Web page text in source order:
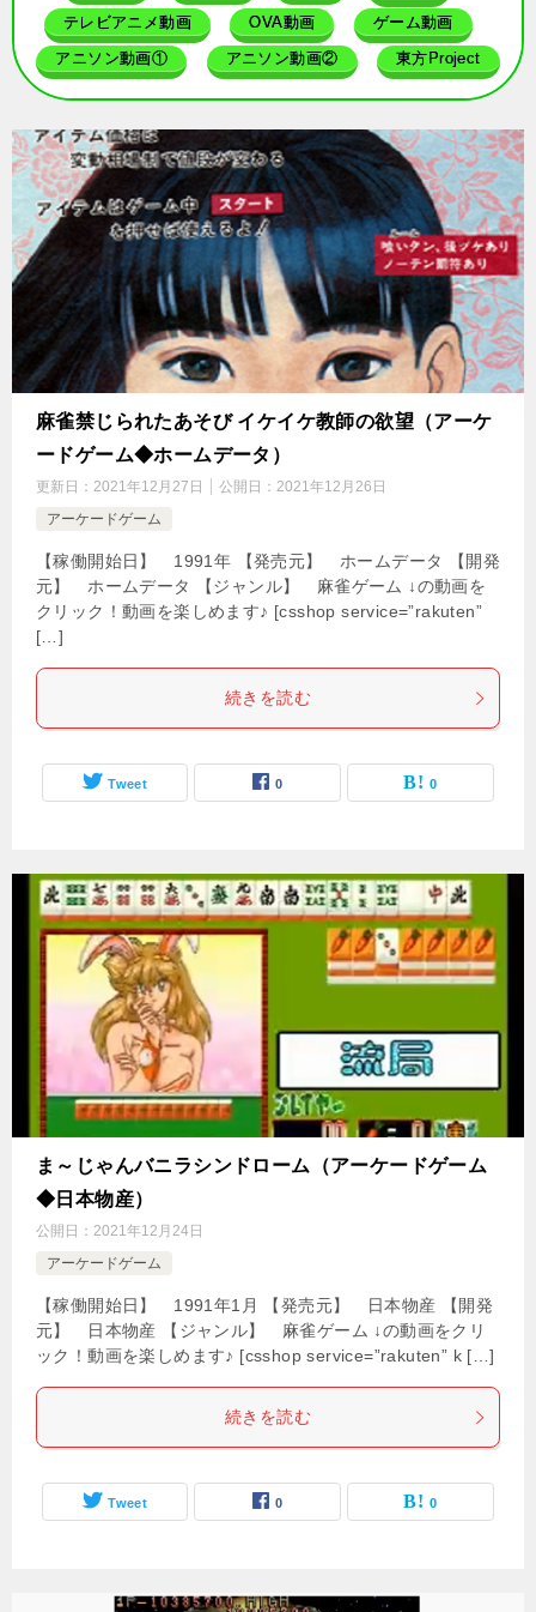
テレビアニメ動画 OVA動画 ゲーム動画
アニソン動画① アニソン動画② 東方Project
麻雀禁じられたあそび イケイケ教師の欲望（アーケ
ードゲーム◆ホームデータ）
更新日： 2021年12月27日 公開日： 2021年12月26日
アーケードゲーム
【稼働開始日】 1991年 【発売元】 ホームデータ 【開発
元】 ホームデータ 【ジャンル】 麻雀ゲーム ↓の動画を
クリック！動画を楽しめます♪ [csshop service=”rakuten”
[…]
続きを読む
Tweet 0 0
ま～じゃんバニラシンドローム（アーケードゲーム
◆日本物産）
公開日： 2021年12月24日
アーケードゲーム
【稼働開始日】 1991年1月 【発売元】 日本物産 【開発
元】 日本物産 【ジャンル】 麻雀ゲーム ↓の動画をクリ
ック！動画を楽しめます♪ [csshop service=”rakuten” k […]
続きを読む
Tweet 0 0